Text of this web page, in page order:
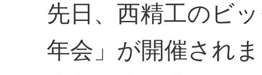
先日、西精工のビ
年会」が開催され